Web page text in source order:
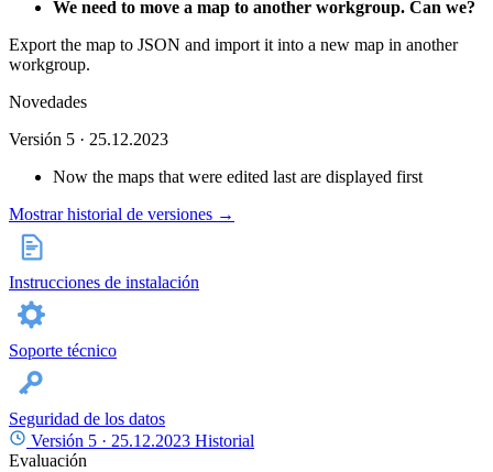
We need to move a map to another workgroup. Can we?
Export the map to JSON and import it into a new map in another
workgroup.
Novedades
Versión 5 · 25.12.2023
Now the maps that were edited last are displayed first
Mostrar historial de versiones →
Instrucciones de instalación
Soporte técnico
Seguridad de los datos
Versión 5 · 25.12.2023 Historial
Evaluación